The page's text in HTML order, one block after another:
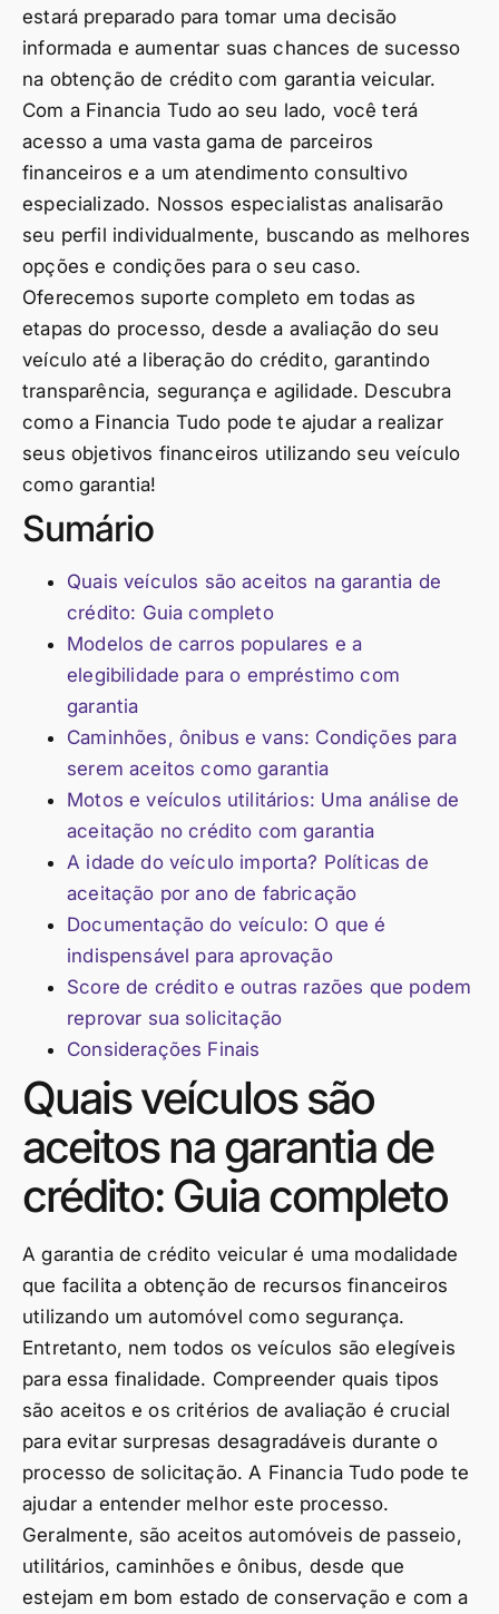
estará preparado para tomar uma decisão
informada e aumentar suas chances de sucesso
na obtenção de crédito com garantia veicular.
Com a Financia Tudo ao seu lado, você terá
acesso a uma vasta gama de parceiros
financeiros e a um atendimento consultivo
especializado. Nossos especialistas analisarão
seu perfil individualmente, buscando as melhores
opções e condições para o seu caso.
Oferecemos suporte completo em todas as
etapas do processo, desde a avaliação do seu
veículo até a liberação do crédito, garantindo
transparência, segurança e agilidade. Descubra
como a Financia Tudo pode te ajudar a realizar
seus objetivos financeiros utilizando seu veículo
como garantia!
Sumário
Quais veículos são aceitos na garantia de
crédito: Guia completo
Modelos de carros populares e a
elegibilidade para o empréstimo com
garantia
Caminhões, ônibus e vans: Condições para
serem aceitos como garantia
Motos e veículos utilitários: Uma análise de
aceitação no crédito com garantia
A idade do veículo importa? Políticas de
aceitação por ano de fabricação
Documentação do veículo: O que é
indispensável para aprovação
Score de crédito e outras razões que podem
reprovar sua solicitação
Considerações Finais
Quais veículos são
aceitos na garantia de
crédito: Guia completo
A garantia de crédito veicular é uma modalidade
que facilita a obtenção de recursos financeiros
utilizando um automóvel como segurança.
Entretanto, nem todos os veículos são elegíveis
para essa finalidade. Compreender quais tipos
são aceitos e os critérios de avaliação é crucial
para evitar surpresas desagradáveis durante o
processo de solicitação. A Financia Tudo pode te
ajudar a entender melhor este processo.
Geralmente, são aceitos automóveis de passeio,
utilitários, caminhões e ônibus, desde que
estejam em bom estado de conservação e com a